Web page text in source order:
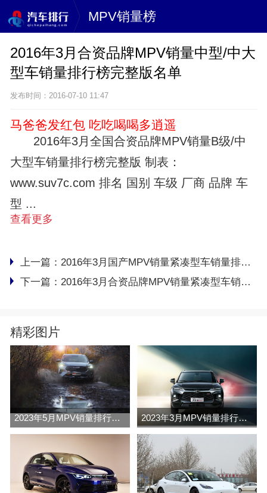
MPV销量榜
2016年3月合资品牌MPV销量中型/中大
型车销量排行榜完整版名单
发布时间：2016-07-10 11:47
马爸爸发红包 吃吃喝喝多逍遥
2016年3月全国合资品牌MPV销量B级/中
大型车销量排行榜完整版 制表：
www.suv7c.com 排名 国别 车级 厂商 品牌 车
型 ...
查看更多
上一篇： 2016年3月国产MPV销量紧凑型车销量排行榜完整版名单
下一篇： 2016年3月合资品牌MPV销量紧凑型车销量排行榜完整版名单
精彩图片
2023年5月MPV销量排行榜完整版名单 2023年3月MPV销量排行榜完整版名单